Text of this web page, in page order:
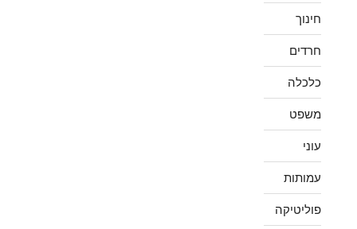
חינוך
חרדים
כלכלה
משפט
עוני
עמותות
פוליטיקה